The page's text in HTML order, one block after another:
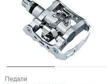
Педали